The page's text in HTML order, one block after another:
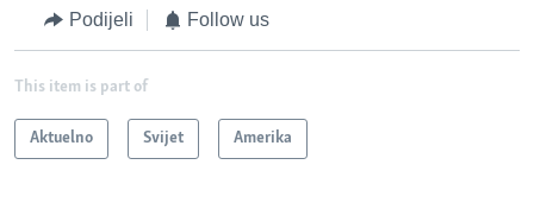
Podijeli Follow us
This item is part of
Aktuelno Svijet Amerika